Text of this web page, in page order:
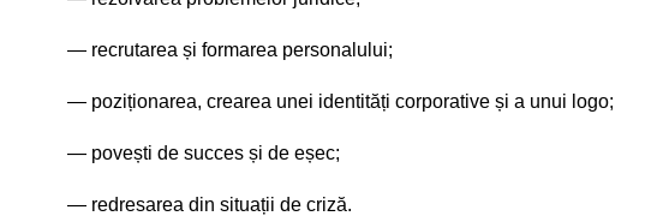
recrutarea și formarea personalului;
poziționarea, crearea unei identități corporative și a unui logo;
povești de succes și de eșec;
redresarea din situații de criză.